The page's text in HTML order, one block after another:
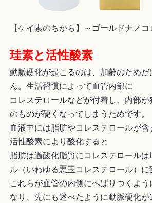
【ケイ素のちから】～ゴールドナノコ
珪素と活性酸素
動脈硬化が起こるのは、加齢のため
ん。生活習慣によって血管内部に
コレステロールなどが付着し、内部
のものが硬くなってしまうためです。
血液中には脂肪やコレステロールが含
活性酸素により酸化すると
脂肪は過酸化脂質にコレステロール
ル（いわゆる悪玉コレステロール）に
これらが血管の内側にへばりつくよう
なり、先にも述べたように動脈硬化が